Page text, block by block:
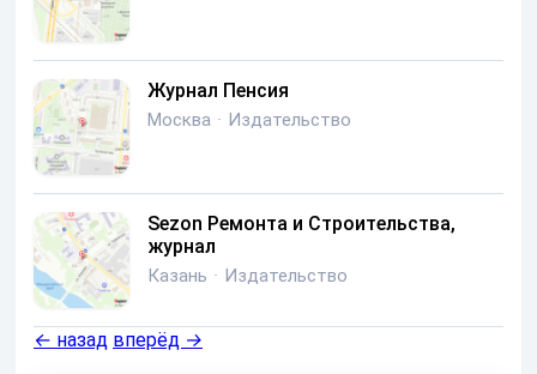
Журнал Пенсия
Москва · Издательство
Sezon Ремонта и Строительства,
журнал
Казань · Издательство
← назад вперёд →